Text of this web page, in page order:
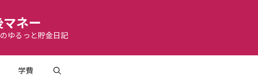
ネー
ゆるっと貯金日記
学費